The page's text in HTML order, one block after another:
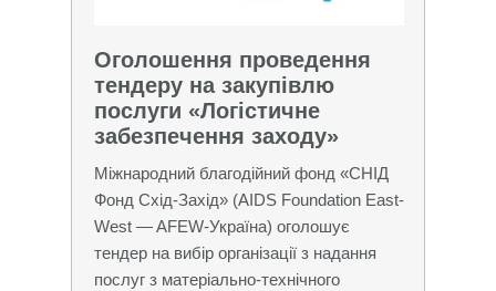
Оголошення проведення
тендеру на закупівлю
послуги «Логістичне
забезпечення заходу»
Міжнародний благодійний фонд «СНІД
Фонд Схід-Захід» (AIDS Foundation East-
West — AFEW-Україна) оголошує
тендер на вибір організації з надання
послуг з матеріально-технічного